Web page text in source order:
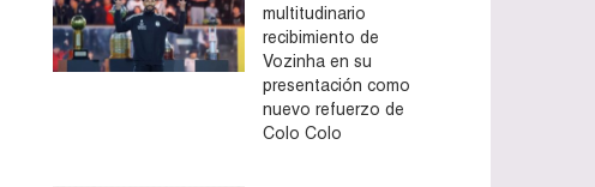
multitudinario
recibimiento de
Vozinha en su
presentación como
nuevo refuerzo de
Colo Colo